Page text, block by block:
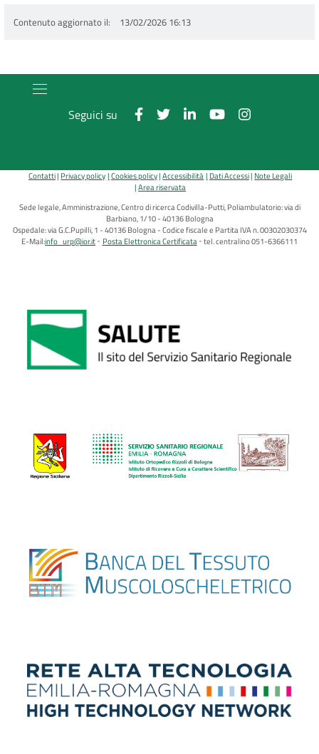
Contenuto aggiornato il 13/02/2026 16:13
Seguici su
Contatti Privacy policy Cookies policy Accessibilità Dati Accessi Note Legali
Area riservata
Sede legale, Amministrazione, Centro di ricerca Codivilla-Putti, Poliambulatorio: via di
Barbiano, 1/10 - 40136 Bologna
Ospedale: via G.C.Pupilli, 1 - 40136 Bologna - Codice fiscale e Partita IVA n. 00302030374
E-Mail:info_urp@ior.it Posta Elettronica Certificata tel. centralino 051-6366111